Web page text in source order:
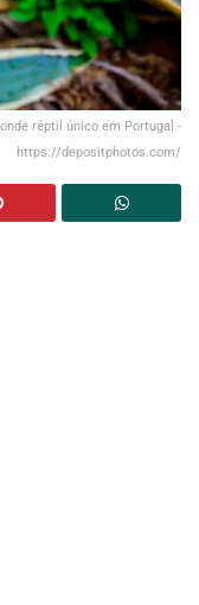
réptil único em Portugal -
https://depositphotos.com/